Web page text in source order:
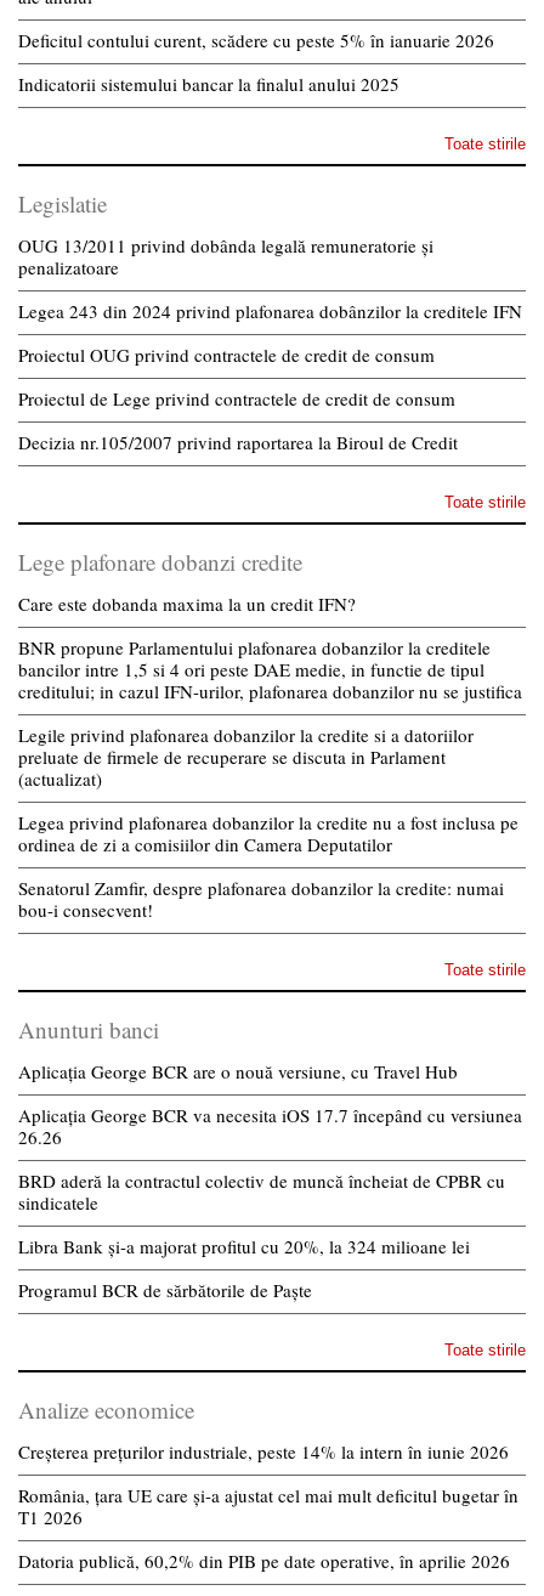
Deficitul contului curent, scădere cu peste 5% în ianuarie 2026
Indicatorii sistemului bancar la finalul anului 2025
Toate stirile
Legislatie
OUG 13/2011 privind dobânda legală remuneratorie și
penalizatoare
Legea 243 din 2024 privind plafonarea dobânzilor la creditele IFN
Proiectul OUG privind contractele de credit de consum
Proiectul de Lege privind contractele de credit de consum
Decizia nr.105/2007 privind raportarea la Biroul de Credit
Toate stirile
Lege plafonare dobanzi credite
Care este dobanda maxima la un credit IFN?
BNR propune Parlamentului plafonarea dobanzilor la creditele
bancilor intre 1,5 si 4 ori peste DAE medie, in functie de tipul
creditului; in cazul IFN-urilor, plafonarea dobanzilor nu se justifica
Legile privind plafonarea dobanzilor la credite si a datoriilor
preluate de firmele de recuperare se discuta in Parlament
(actualizat)
Legea privind plafonarea dobanzilor la credite nu a fost inclusa pe
ordinea de zi a comisiilor din Camera Deputatilor
Senatorul Zamfir, despre plafonarea dobanzilor la credite: numai
bou-i consecvent!
Toate stirile
Anunturi banci
Aplicația George BCR are o nouă versiune, cu Travel Hub
Aplicația George BCR va necesita iOS 17.7 începând cu versiunea
26.26
BRD aderă la contractul colectiv de muncă încheiat de CPBR cu
sindicatele
Libra Bank și-a majorat profitul cu 20%, la 324 milioane lei
Programul BCR de sărbătorile de Paște
Toate stirile
Analize economice
Creșterea prețurilor industriale, peste 14% la intern în iunie 2026
România, țara UE care și-a ajustat cel mai mult deficitul bugetar în
T1 2026
Datoria publică, 60,2% din PIB pe date operative, în aprilie 2026